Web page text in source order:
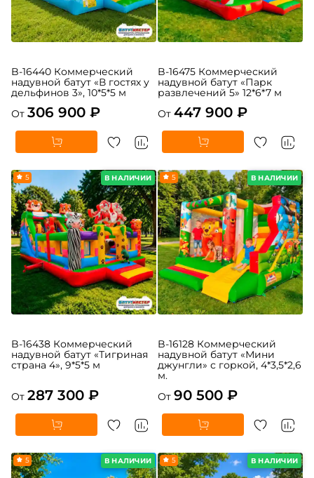
B-16440 Коммерческий
надувной батут «В гостях у
дельфинов 3», 10*5*5 м
От 306 900 ₽
B-16475 Коммерческий
надувной батут «Парк
развлечений 5» 12*6*7 м
От 447 900 ₽
В НАЛИЧИИ
5
B-16438 Коммерческий
надувной батут «Тигриная
страна 4», 9*5*5 м
От 287 300 ₽
В НАЛИЧИИ
5
B-16128 Коммерческий
надувной батут «Мини
джунгли» с горкой, 4*3,5*2,6
м.
От 90 500 ₽
В НАЛИЧИИ
5 В НАЛИЧИИ
5